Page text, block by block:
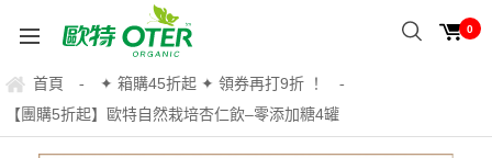
0
首頁 - ✦ 箱購45折起 ✦ 領券再打9折 ！ -
【團購5折起】歐特自然栽培杏仁飲–零添加糖4罐